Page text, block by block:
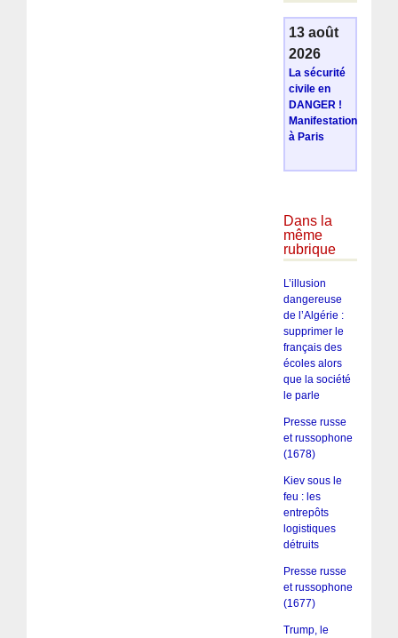
13 août
2026
La sécurité
civile en
DANGER !
Manifestation
à Paris
Dans la
même
rubrique
L’illusion
dangereuse
de l’Algérie :
supprimer le
français des
écoles alors
que la société
le parle
Presse russe
et russophone
(1678)
Kiev sous le
feu : les
entrepôts
logistiques
détruits
Presse russe
et russophone
(1677)
Trump, le